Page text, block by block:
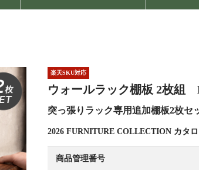
楽天SKU対応
ウォールラック棚板 2枚組
突っ張りラック専用追加棚板2枚セ
2026 FURNITURE COLLECTION カタ
商品管理番号